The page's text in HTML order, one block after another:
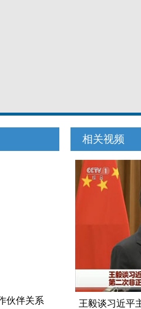
伙伴关系
相关视频
王毅谈习近平